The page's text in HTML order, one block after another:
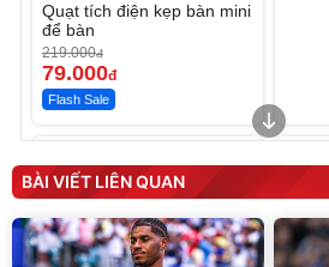
Quạt tích điện kẹp bàn mini
để bàn
219.000đ
79.000đ
Flash Sale
tức thì Vaseline Body
190.000đ
138.330đ
Discount
D2-
Flash
BÀI VIẾT LIÊN QUAN